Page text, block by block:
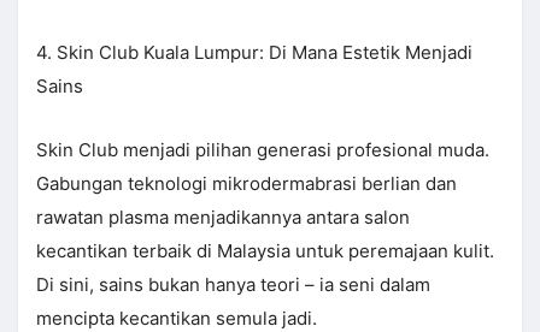
4. Skin Club Kuala Lumpur: Di Mana Estetik Menjadi
Sains
Skin Club menjadi pilihan generasi profesional muda.
Gabungan teknologi mikrodermabrasi berlian dan
rawatan plasma menjadikannya antara salon
kecantikan terbaik di Malaysia untuk peremajaan kulit.
Di sini, sains bukan hanya teori – ia seni dalam
mencipta kecantikan semula jadi.